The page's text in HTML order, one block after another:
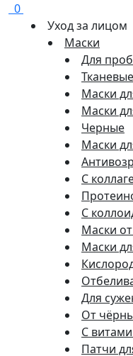
0
Уход за лицом
Маски
Для
Маски
Маски
Черные
Маски
С
С
Маски
Маски
Для
От
С
Патчи